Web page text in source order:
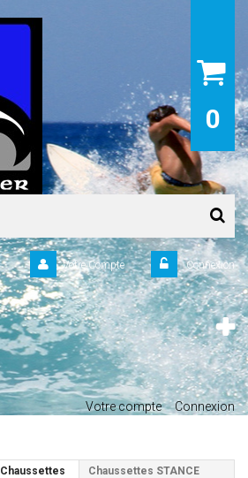
0
Connexion
Votre Compte
Votre compte Connexion
Chaussettes
Chaussettes STANCE